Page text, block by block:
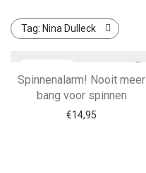
Tag: Nina Dulleck
Spinnenalarm! Nooit meer
bang voor spinnen
€14,95